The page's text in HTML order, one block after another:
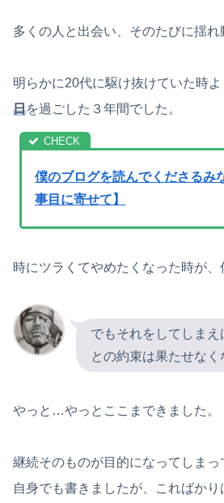
多くの人と出会い、そのたびに揺れ
明らかに20代に駆け抜けていた時よ
日を過ごした３年間でした。
僕のブログを読んでくださるみ
事目に寄せて】
時にツラくてやめたくなった時が、
でもそれをしてしま
との約束は果たせなく
やっと…やっとここまできました。
継続そのものが目的になってしま
自身でも書きましたが、こればかり